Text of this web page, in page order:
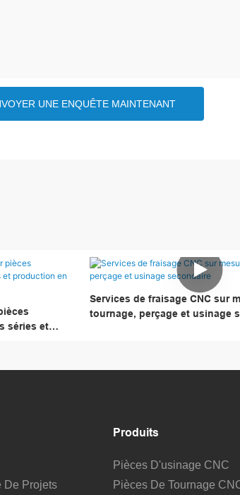
UNE ENQUÊTE MAINTENANT
séries et
Services de fraisage CNC sur
tournage, perçage et usinage
De Projets
Produits
Pièces D'usinage CNC
Pièces De Tournage